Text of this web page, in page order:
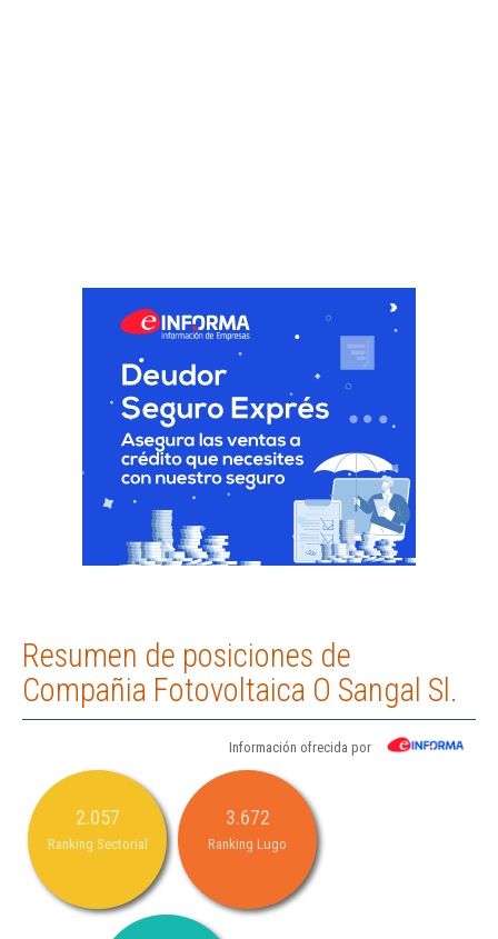
Resumen de posiciones de
Compañia Fotovoltaica O Sangal Sl.
Información ofrecida por
2.057
Ranking Sectorial
3.672
Ranking Lugo